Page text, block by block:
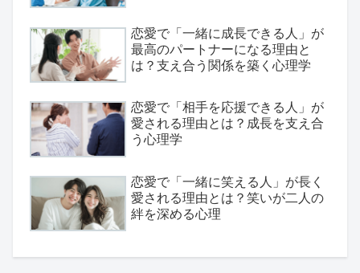
恋愛で「一緒に成長できる人」が
最高のパートナーになる理由と
は？支え合う関係を築く心理学
恋愛で「相手を応援できる人」が
愛される理由とは？成長を支え合
う心理学
恋愛で「一緒に笑える人」が長く
愛される理由とは？笑いが二人の
絆を深める心理